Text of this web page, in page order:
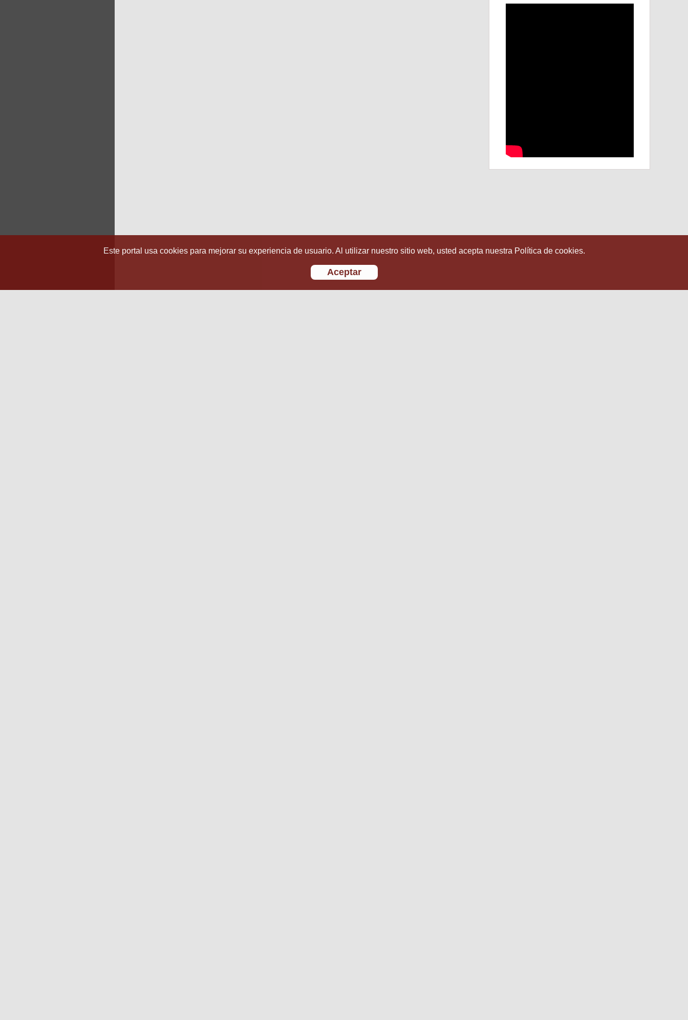
Este portal usa cookies para mejorar su experiencia de usuario. Al utilizar nuestro sitio web, usted acepta nuestra Política de cookies.
Aceptar